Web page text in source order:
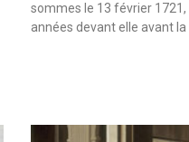
sommes le 13 février
années devant elle avant